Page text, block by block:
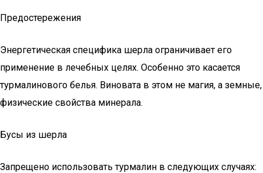
Предостережения
Энергетическая специфика шерла ограничивает его
применение в лечебных целях. Особенно это касается
турмалинового белья. Виновата в этом не магия, а земные,
физические свойства минерала.
Бусы из шерла
Запрещено использовать турмалин в следующих случаях: